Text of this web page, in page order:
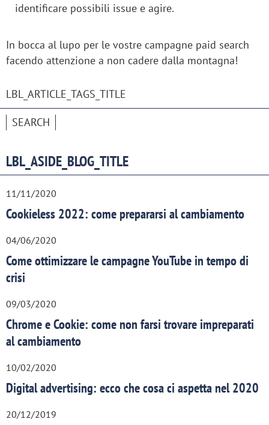
identificare possibili issue e agire.
In bocca al lupo per le vostre campagne paid search
facendo attenzione a non cadere dalla montagna!
LBL_ARTICLE_TAGS_TITLE
SEARCH
LBL_ASIDE_BLOG_TITLE
11/11/2020
Cookieless 2022: come prepararsi al cambiamento
04/06/2020
Come ottimizzare le campagne YouTube in tempo di
crisi
09/03/2020
Chrome e Cookie: come non farsi trovare impreparati
al cambiamento
10/02/2020
Digital advertising: ecco che cosa ci aspetta nel 2020
20/12/2019